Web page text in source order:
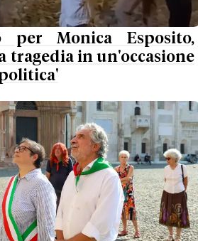
Monica Esposito,
tragedia in un'occasione